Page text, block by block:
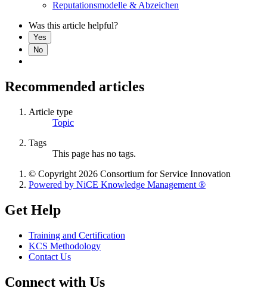
Reputationsmodelle & Abzeichen
Was this article helpful?
Yes
No
Recommended articles
Article type
Topic
Tags
This page has no tags.
© Copyright 2026 Consortium for Service Innovation
Powered by NiCE Knowledge Management ®
Get Help
Training and Certification
KCS Methodology
Contact Us
Connect with Us